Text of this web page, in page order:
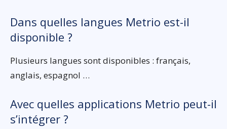
Dans quelles langues Metrio est-il
disponible ?
Plusieurs langues sont disponibles : français,
anglais, espagnol …
Avec quelles applications Metrio peut-il
s’intégrer ?